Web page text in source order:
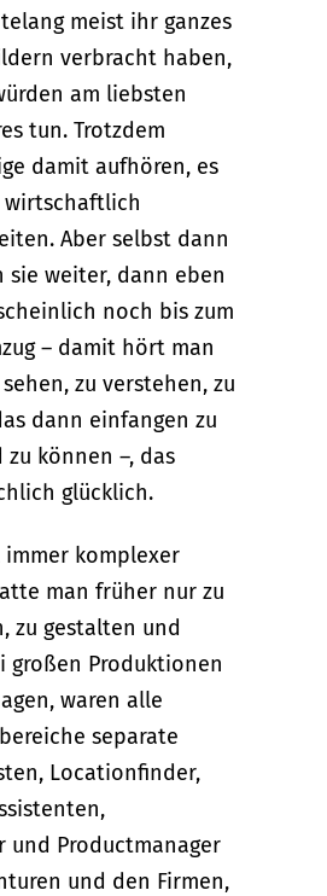
meist ihr ganzes
verbracht haben,
am liebsten
tun. Trotzdem
damit aufhören, es
Aber selbst dann
sie weiter, dann eben
noch bis zum
– damit hört man
zu verstehen, zu
dann einfangen zu
können –, das
glücklich.
immer komplexer
man früher nur zu
zu gestalten und
großen Produktionen
waren alle
separate
Locationfinder,
und Productmanager
und den Firmen,